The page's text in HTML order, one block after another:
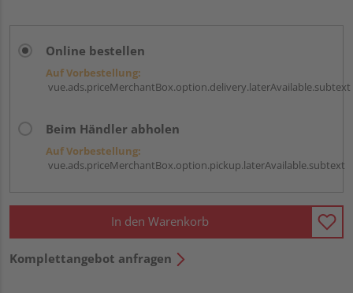
Online bestellen
Auf Vorbestellung:
vue.ads.priceMerchantBox.option.delivery.laterAvailable.subtext
Beim Händler abholen
Auf Vorbestellung:
vue.ads.priceMerchantBox.option.pickup.laterAvailable.subtext
In den Warenkorb
Komplettangebot anfragen